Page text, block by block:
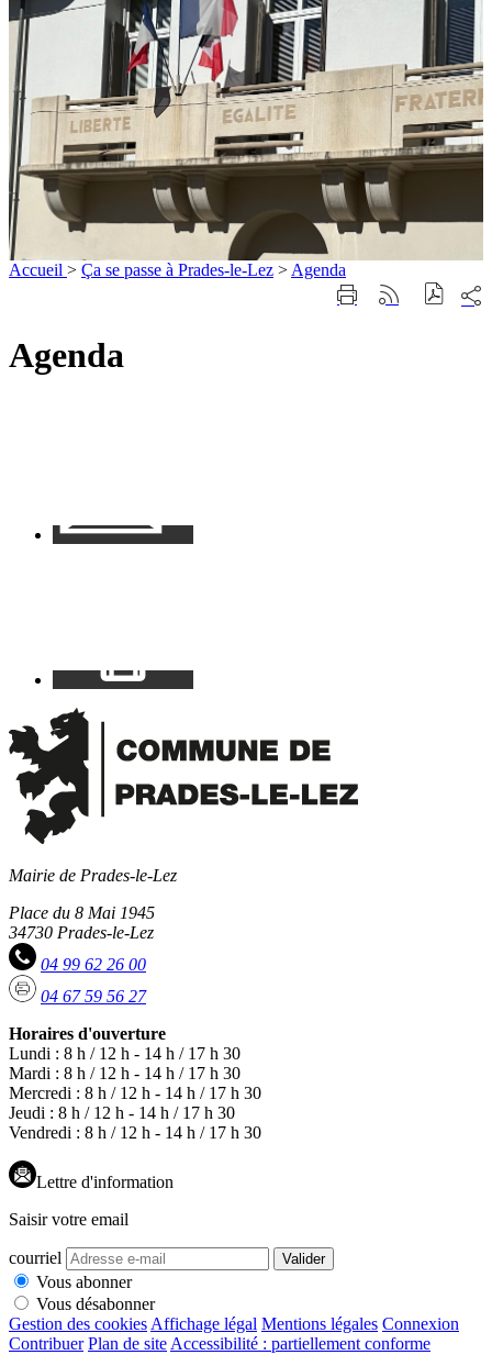
Accueil > Ça se passe à Prades-le-Lez > Agenda
ImprimerGénérer
sur
Agenda
Mairie de Prades-le-Lez
Place du 8 Mai 1945
34730 Prades-le-Lez
04 99 62 26 00
04 67 59 56 27
Horaires d'ouverture
Lundi : 8 h / 12 h - 14 h / 17 h 30
Mardi : 8 h / 12 h - 14 h / 17 h 30
Mercredi : 8 h / 12 h - 14 h / 17 h 30
Jeudi : 8 h / 12 h - 14 h / 17 h 30
Vendredi : 8 h / 12 h - 14 h / 17 h 30
Lettre d'information
Saisir votre email
courriel Valider
Vous abonner
Vous désabonner
Gestion des cookies Affichage légal Mentions légales Connexion
Contribuer Plan de site Accessibilité : partiellement conforme